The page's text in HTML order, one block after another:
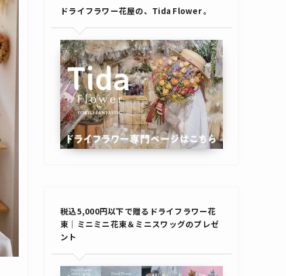
ドライフラワー花屋の、Tida Flower 。
税込5,000円以下で贈るドライフラワー花
束｜ミニミニ花束＆ミニスワッグのプレゼ
ント